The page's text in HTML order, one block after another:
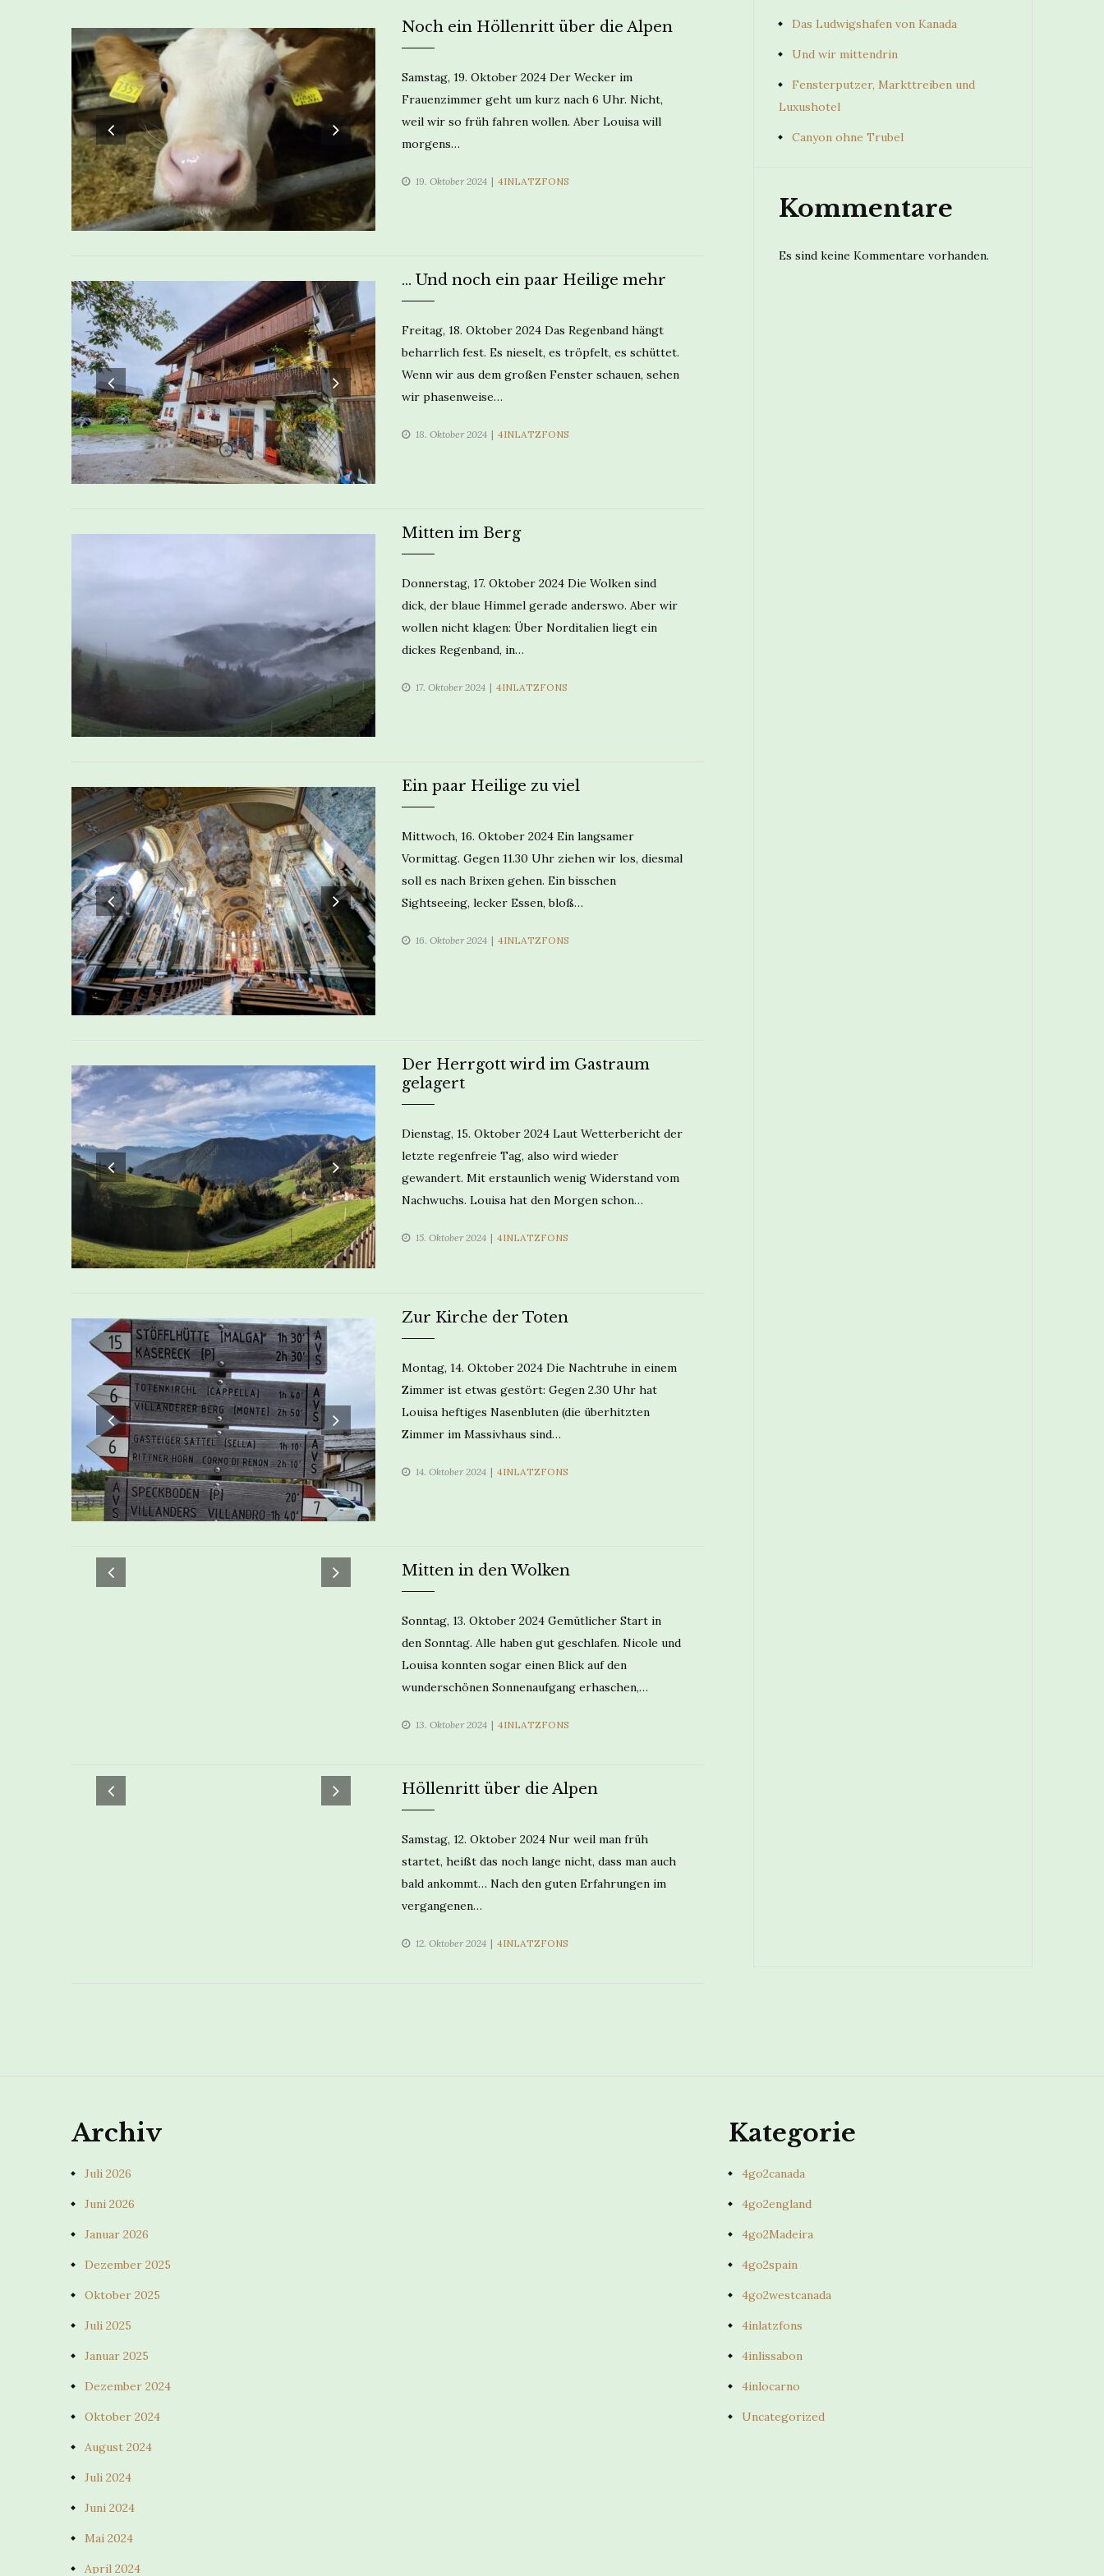
Noch ein Höllenritt über die Alpen
Samstag, 19. Oktober 2024 Der Wecker im
Frauenzimmer geht um kurz nach 6 Uhr. Nicht,
weil wir so früh fahren wollen. Aber Louisa will
morgens…
19. Oktober 2024 CATEGORIES
4INLATZFONS
… Und noch ein paar Heilige mehr
Freitag, 18. Oktober 2024 Das Regenband hängt
beharrlich fest. Es nieselt, es tröpfelt, es schüttet.
Wenn wir aus dem großen Fenster schauen, sehen
wir phasenweise…
18. Oktober 2024 CATEGORIES
4INLATZFONS
Mitten im Berg
Donnerstag, 17. Oktober 2024 Die Wolken sind
dick, der blaue Himmel gerade anderswo. Aber wir
wollen nicht klagen: Über Norditalien liegt ein
dickes Regenband, in…
17. Oktober 2024 CATEGORIES
4INLATZFONS
Ein paar Heilige zu viel
Mittwoch, 16. Oktober 2024 Ein langsamer
Vormittag. Gegen 11.30 Uhr ziehen wir los, diesmal
soll es nach Brixen gehen. Ein bisschen
Sightseeing, lecker Essen, bloß…
16. Oktober 2024 CATEGORIES
4INLATZFONS
Der Herrgott wird im Gastraum
gelagert
Dienstag, 15. Oktober 2024 Laut Wetterbericht der
letzte regenfreie Tag, also wird wieder
gewandert. Mit erstaunlich wenig Widerstand vom
Nachwuchs. Louisa hat den Morgen schon…
15. Oktober 2024 CATEGORIES
4INLATZFONS
Zur Kirche der Toten
Montag, 14. Oktober 2024 Die Nachtruhe in einem
Zimmer ist etwas gestört: Gegen 2.30 Uhr hat
Louisa heftiges Nasenbluten (die überhitzten
Zimmer im Massivhaus sind…
14. Oktober 2024 CATEGORIES
4INLATZFONS
Mitten in den Wolken
Sonntag, 13. Oktober 2024 Gemütlicher Start in
den Sonntag. Alle haben gut geschlafen. Nicole und
Louisa konnten sogar einen Blick auf den
wunderschönen Sonnenaufgang erhaschen,…
13. Oktober 2024 CATEGORIES
4INLATZFONS
Höllenritt über die Alpen
Samstag, 12. Oktober 2024 Nur weil man früh
startet, heißt das noch lange nicht, dass man auch
bald ankommt… Nach den guten Erfahrungen im
vergangenen…
12. Oktober 2024 CATEGORIES
4INLATZFONS
Das Ludwigshafen von Kanada
Und wir mittendrin
Fensterputzer, Markttreiben und
Luxushotel
Canyon ohne Trubel
Kommentare
Es sind keine Kommentare vorhanden.
Archiv
Juli 2026
Juni 2026
Januar 2026
Dezember 2025
Oktober 2025
Juli 2025
Januar 2025
Dezember 2024
Oktober 2024
August 2024
Juli 2024
Juni 2024
Mai 2024
April 2024
Kategorie
4go2canada
4go2england
4go2Madeira
4go2spain
4go2westcanada
4inlatzfons
4inlissabon
4inlocarno
Uncategorized